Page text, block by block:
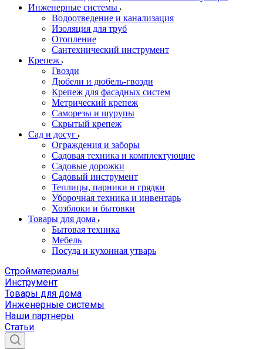
Инженерные системы
Водоотведение и канализация
Изоляция для труб
Отопление
Сантехнический инструмент
Крепеж
Гвозди
Дюбели и дюбель-гвозди
Крепеж для фасадных систем
Метрический крепеж
Саморезы и шурупы
Скрытый крепеж
Сад и досуг
Ограждения и заборы
Садовая техника и комплектующие
Садовые дорожки
Садовый инструмент
Теплицы, парники и грядки
Уборочная техника и инвентарь
Хозблоки и бытовки
Товары для дома
Бытовая техника
Мебель
Посуда и кухонная утварь
Стройматериалы
Инструмент
Товары для дома
Инженерные системы
Наши партнеры
Статьи